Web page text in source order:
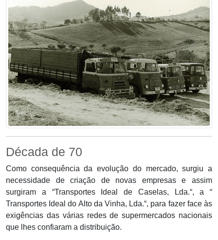
Década de 70
Como consequência da evolução do mercado, surgiu a
necessidade de criação de novas empresas e assim
surgiram a “Transportes Ideal de Caselas, Lda.“, a “
Transportes Ideal do Alto da Vinha, Lda.“, para fazer face às
exigências das várias redes de supermercados nacionais
que lhes confiaram a distribuição.